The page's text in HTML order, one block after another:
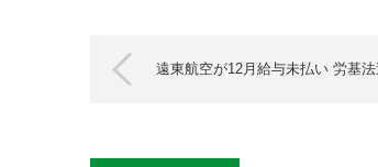
遠東航空が12月給与未払い 労基